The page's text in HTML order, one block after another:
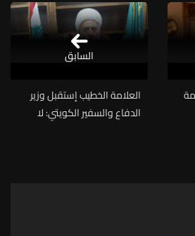
العلامة الخطيب إستقبل وزير
الدفاع والسفير الكويتي: لا
السابق